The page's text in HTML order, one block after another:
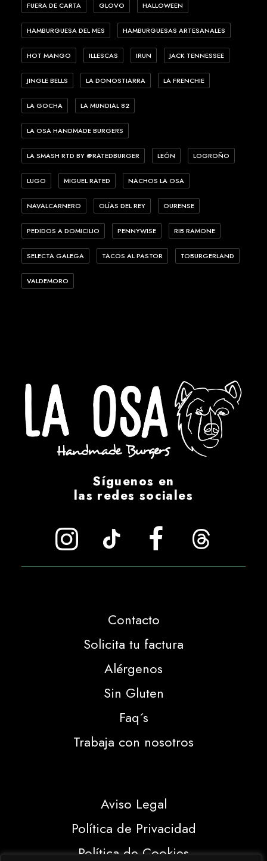
FUERA DE CARTA GLOVO HALLOWEEN
HAMBURGUESA DEL MES HAMBURGUESAS ARTESANALES
HOT MANGO ILLESCAS IRUN JACK TENNESSEE
JINGLE BELLS LA DONOSTIARRA LA FRENCHIE
LA GOCHA LA MUNDIAL 82
LA OSA HANDMADE BURGERS
LA SMASH RTD BY @RATEDBURGER LEÓN LOGROÑO
LUGO MIGUEL RATED NACHOS LA OSA
NAVALCARNERO OLÍAS DEL REY OURENSE
PEDIDOS A DOMICILIO PENNYWISE RIB RAMONE
SELECTA GALEGA TACOS AL PASTOR TOBURGERLAND
VALDEMORO
Síguenos en
las redes sociales
Contacto
Solicita tu factura
Alérgenos
Sin Gluten
Faq´s
Trabaja con nosotros
Aviso Legal
Política de Privacidad
Política de Cookies